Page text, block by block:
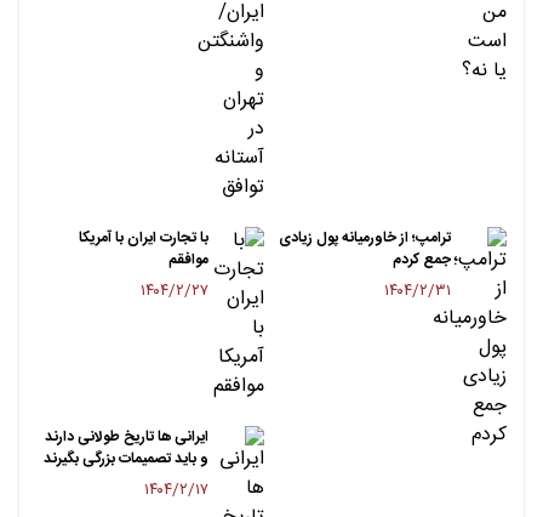
ترامپ؛ از خاورمیانه پول زیادی
جمع کردم
۱۴۰۴/۲/۳۱
با تجارت ایران با آمریکا
موافقم
۱۴۰۴/۲/۲۷
ایرانی ها تاریخ طولانی دارند
و باید تصمیمات بزرگی بگیرند
۱۴۰۴/۲/۱۷